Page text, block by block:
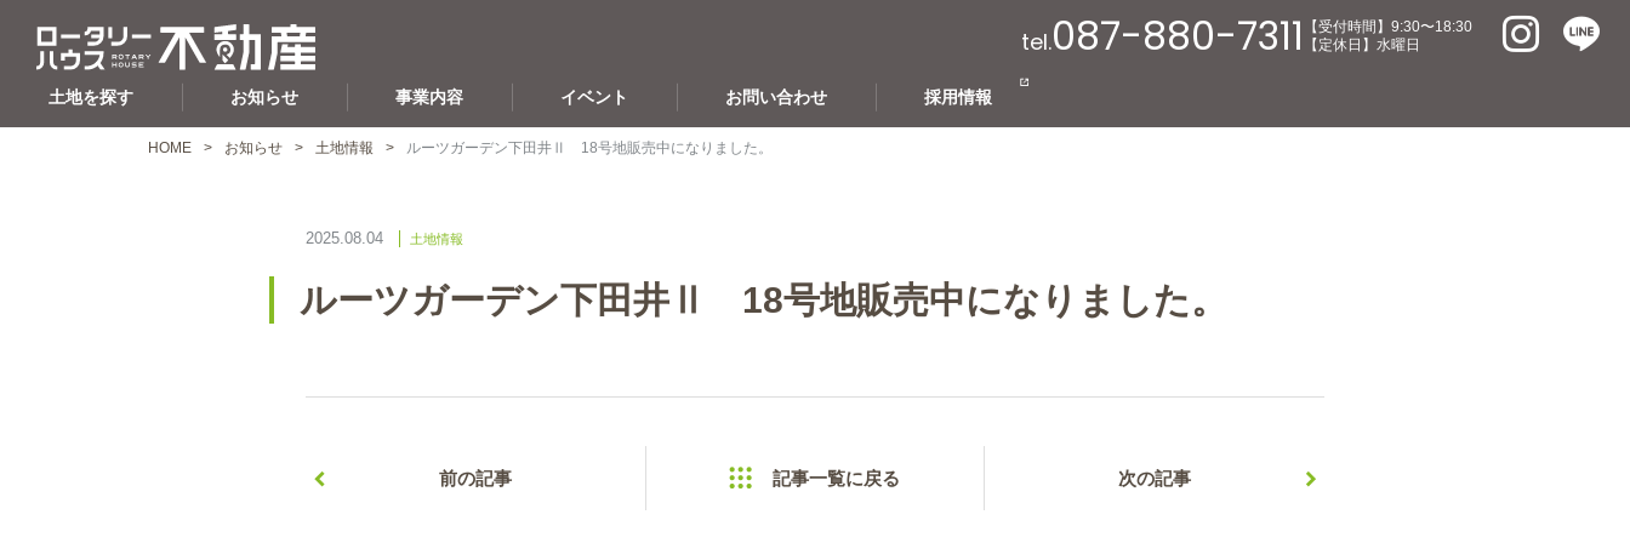
土地を探す お知らせ 事業内容 イベント お問い合わせ 採用情報
tel.087-880-7311
【受付時間】9:30〜18:30
【定休日】水曜日
HOME お知らせ 土地情報 ルーツガーデン下田井Ⅱ 18号地販売中になりました。
2025.08.04 土地情報
ルーツガーデン下田井Ⅱ 18号地販売中になりました。
前の記事 記事一覧に戻る 次の記事